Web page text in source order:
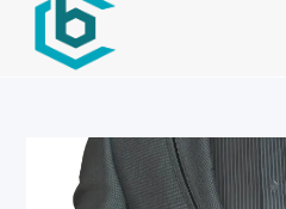
springen